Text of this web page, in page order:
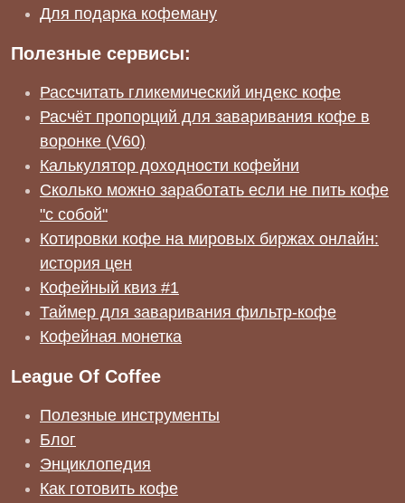
Для подарка кофеману
Полезные сервисы:
Рассчитать гликемический индекс кофе
Расчёт пропорций для заваривания кофе в
воронке (V60)
Калькулятор доходности кофейни
Сколько можно заработать если не пить кофе
"с собой"
Котировки кофе на мировых биржах онлайн:
история цен
Кофейный квиз #1
Таймер для заваривания фильтр-кофе
Кофейная монетка
League Of Coffee
Полезные инструменты
Блог
Энциклопедия
Как готовить кофе